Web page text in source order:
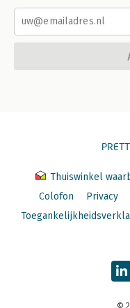
Thuiswinkel
Colofon
Privacy
©